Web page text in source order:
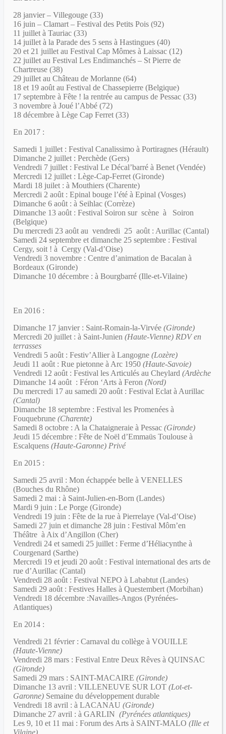
28 janvier – Villegouge (33)
16 juin – Clamart – Festival des Petits Pois (92)
11 juillet à Tauriac (33)
14 juillet à la Parade des 5 sens à Hastingues (40)
20 et 21 juillet au Festival Cap Mômes à Laissac (12)
22 juillet au Festival Les Endimanchés – St Pierre de
Chartreuse (38)
29 juillet au Château de Morlanne (64)
18 et 19 août au Festival de Chassepierre (Belgique)
17 septembre à Fête ! la rentrée au campus de Pessac (33)
3 novembre à Joué l’Abbé (72)
18 décembre à Lège Cap Ferret (33)
En 2017 :
Samedi 1 juillet : Festival Canalissimo à Portiragnes (Hérault)
Dimanche 2 juillet : Perchède (Gers)
Vendredi 7 juillet : Festival Le Décal’barré à Benet (Vendée)
Mercredi 12 juillet : Lège-Cap-Ferret (Gironde)
Mardi 18 juilet : à Mouthiers (Charente)
Mercredi 2 août : Epinal bouge l’été à Epinal (Vosges)
Dimanche 6 août : à Seihlac (Corrèze)
Dimanche 13 août : Festival Soiron sur scène à Soiron
(Belgique)
Du mercredi 23 août au vendredi 25 août : Aurillac (Cantal)
Samedi 24 septembre et dimanche 25 septembre : Festival
Cergy, soit ! à Cergy (Val-d’Oise)
Vendredi 3 novembre : Centre d’animation de Bacalan à
Bordeaux (Gironde)
Dimanche 10 décembre : à Bourgbarré (Ille-et-Vilaine)
En 2016 :
Dimanche 17 janvier : Saint-Romain-la-Virvée (Gironde)
Mercredi 20 juillet : à Saint-Junien (Haute-Vienne) RDV en
terrasses
Vendredi 5 août : Festiv’Allier à Langogne (Lozère)
Jeudi 11 août : Rue pietonne à Arc 1950 (Haute-Savoie)
Vendredi 12 août : Festival les Articulés au Cheylard (Ardèche
Dimanche 14 août : Féron ‘Arts à Feron (Nord)
Du mercredi 17 au samedi 20 août : Festival Eclat à Aurillac
(Cantal)
Dimanche 18 septembre : Festival les Promenées à
Fouquebrune (Charente)
Samedi 8 octobre : A la Chataigneraie à Pessac (Gironde)
Jeudi 15 décembre : Fête de Noël d’Emmaüs Toulouse à
Escalquens (Haute-Garonne) Privé
En 2015 :
Samedi 25 avril : Mon échappée belle à VENELLES
(Bouches du Rhône)
Samedi 2 mai : à Saint-Julien-en-Born (Landes)
Mardi 9 juin : Le Porge (Gironde)
Vendredi 19 juin : Fête de la rue à Pierrelaye (Val-d’Oise)
Samedi 27 juin et dimanche 28 juin : Festival Môm’en
Théâtre à Aix d’Angillon (Cher)
Vendredi 24 et samedi 25 juillet : Ferme d’Héliacynthe à
Courgenard (Sarthe)
Mercredi 19 et jeudi 20 août : Festival international des arts de
rue d’Aurillac (Cantal)
Vendredi 28 août : Festival NEPO à Lababtut (Landes)
Samedi 29 août : Festives Halles à Questembert (Morbihan)
Vendredi 18 décembre :Navailles-Angos (Pyrénées-
Atlantiques)
En 2014 :
Vendredi 21 février : Carnaval du collège à VOUILLE
(Haute-Vienne)
Vendredi 28 mars : Festival Entre Deux Rêves à QUINSAC
(Gironde)
Samedi 29 mars : SAINT-MACAIRE (Gironde)
Dimanche 13 avril : VILLENEUVE SUR LOT (Lot-et-
Garonne) Semaine du développement durable
Vendredi 18 avril : à LACANAU (Gironde)
Dimanche 27 avril : à GARLIN (Pyrénées atlantiques)
Les 9, 10 et 11 mai : Forum des Arts à SAINT-MALO (Ille et
Vilaine)